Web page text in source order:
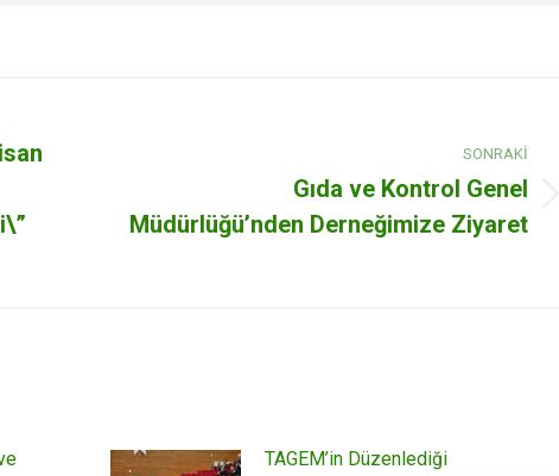
SONRAKI
post:
Gıda ve Kontrol Genel
Müdürlüğü’nden Derneğimize Ziyaret
TAGEM’in Düzenlediği